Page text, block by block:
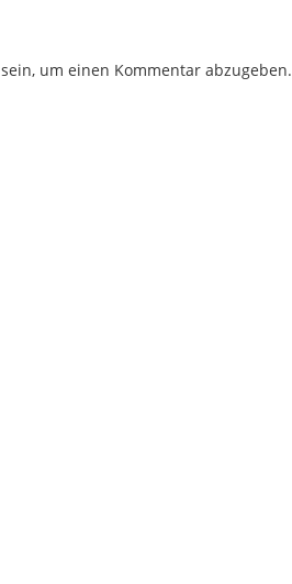
sein, um einen Kommentar abzugeben.